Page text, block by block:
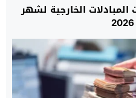
الخارجية لشهر